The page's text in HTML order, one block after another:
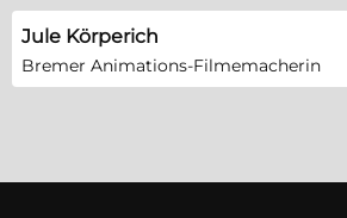
Jule Körperich
Bremer Animations-Filmemacherin